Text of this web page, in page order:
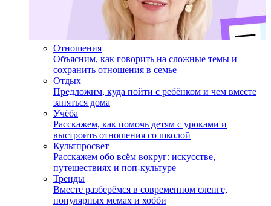
Отношения
Объясним, как говорить на сложные темы и
сохранить отношения в семье
Отдых
Предложим, куда пойти с ребёнком и чем вместе
заняться дома
Учёба
Расскажем, как помочь детям с уроками и
выстроить отношения со школой
Культпросвет
Расскажем обо всём вокруг: искусстве,
путешествиях и поп-культуре
Тренды
Вместе разберёмся в современном сленге,
популярных мемах и хобби